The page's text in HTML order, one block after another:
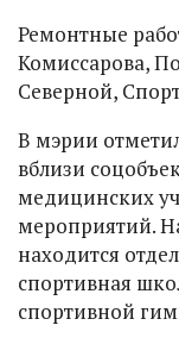
Ремонтные
Комиссарова,
Северной,
В мэрии
вблизи
медицинских
мероприятий.
находится
спортивная
спортивной